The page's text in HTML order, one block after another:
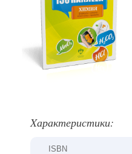
Xарактеристики:
ISBN